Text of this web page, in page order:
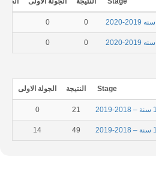
0
0
0
0
Stage النتيجة الجولة الاولى
21
0
49
14